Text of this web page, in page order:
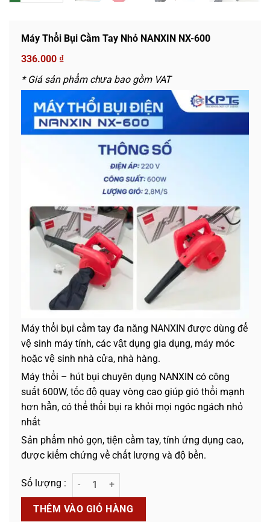
Máy Thổi Bụi Cầm Tay Nhỏ NANXIN NX-600
336.000 ₫
* Giá sản phẩm chưa bao gồm VAT
Máy thổi bụi cầm tay đa năng NANXIN được dùng để
vệ sinh máy tính, các vật dụng gia dụng, máy móc
hoặc vệ sinh nhà cửa, nhà hàng.
Máy thổi – hút bụi chuyên dụng NANXIN có công
suất 600W, tốc độ quay vòng cao giúp gió thổi mạnh
hơn hẳn, có thể thổi bụi ra khỏi mọi ngóc ngách nhỏ
nhất
Sản phẩm nhỏ gọn, tiện cầm tay, tính ứng dụng cao,
được kiểm chứng về chất lượng và độ bền.
Máy Thổi Bụi Cầm Tay Nhỏ NANXIN NX-600 số lượng
THÊM VÀO GIỎ HÀNG